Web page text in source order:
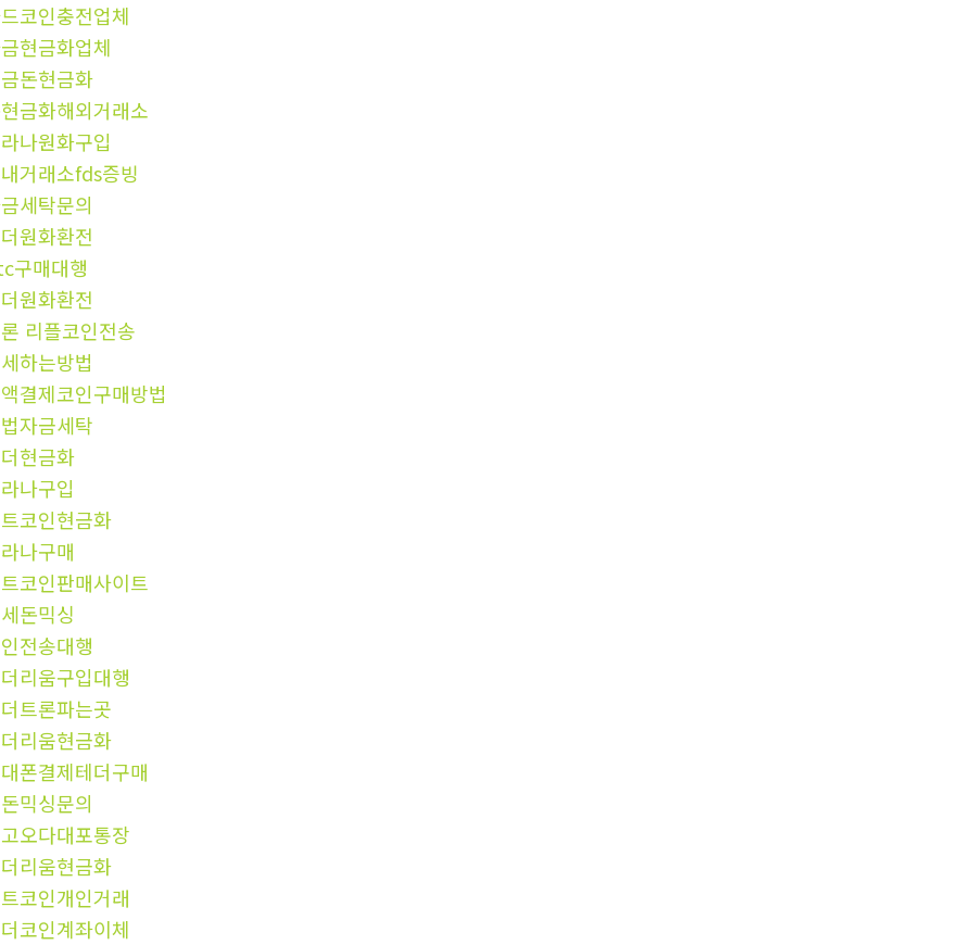
코인충전업체
현금화업체
돈현금화
금화해외거래소
나원화구입
거래소fds증빙
세탁문의
원화환전
구매대행
원화환전
리플코인전송
하는방법
결제코인구매방법
자금세탁
현금화
나구입
코인현금화
나구매
코인판매사이트
돈믹싱
전송대행
리움구입대행
트론파는곳
리움현금화
폰결제테더구매
믹싱문의
오다대포통장
리움현금화
코인개인거래
코인계좌이체